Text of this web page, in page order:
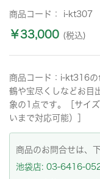
商品コード： i-kt307
￥33,000 (税込)
商品コード：i-kt316の
鶴や宝尽くしなどお目
象の1点です。［サイ
いまで対応可能）］
商品のお問合せは、
池袋店: 03-6416-